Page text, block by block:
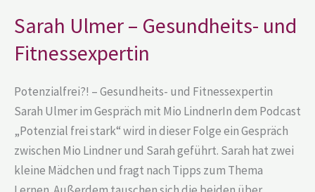
Sarah Ulmer – Gesundheits- und
Fitnessexpertin
Potenzialfrei?! – Gesundheits- und Fitnessexpertin
Sarah Ulmer im Gespräch mit Mio LindnerIn dem Podcast
„Potenzial frei stark“ wird in dieser Folge ein Gespräch
zwischen Mio Lindner und Sarah geführt. Sarah hat zwei
kleine Mädchen und fragt nach Tipps zum Thema
Gesundheits-
und
Fitnessexpertin